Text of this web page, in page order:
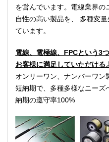
を営んでいます。電線業界の
自性の高い製品を、 多種変
ています。
電線、電極線、FPCという3
お客様に満足していただける
オンリーワン、ナンバーワン
短納期で、多種多様なニーズ
納期の遵守率100%